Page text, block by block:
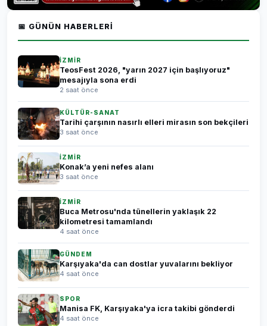
📅 GÜNÜN HABERLERI
İZMİR
TeosFest 2026, "yarın 2027 için başlıyoruz"
mesajıyla sona erdi
2 saat önce
KÜLTÜR-SANAT
Tarihi çarşının nasırlı elleri mirasın son bekçileri
3 saat önce
İZMİR
Konak’a yeni nefes alanı
3 saat önce
İZMİR
Buca Metrosu'nda tünellerin yaklaşık 22
kilometresi tamamlandı
4 saat önce
GÜNDEM
Karşıyaka'da can dostlar yuvalarını bekliyor
4 saat önce
SPOR
Manisa FK, Karşıyaka'ya icra takibi gönderdi
4 saat önce